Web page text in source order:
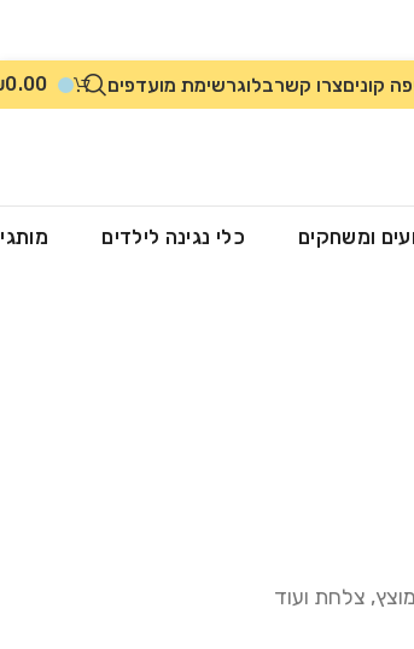
קוניםצרו קשרבלוגרשימת מועדפים 0.00
ומשחקים כלי נגינה לילדים